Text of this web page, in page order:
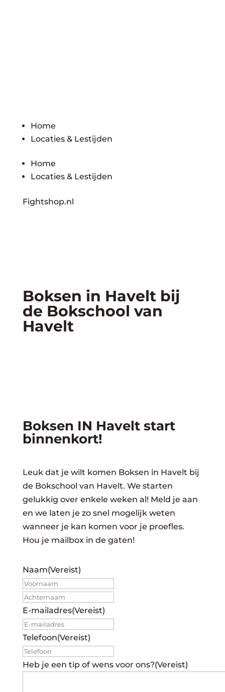
Home
Locaties & Lestijden
Home
Locaties & Lestijden
Fightshop.nl
Boksen in Havelt bij
de Bokschool van
Havelt
Boksen IN Havelt start
binnenkort!
Leuk dat je wilt komen Boksen in Havelt bij
de Bokschool van Havelt. We starten
gelukkig over enkele weken al! Meld je aan
en we laten je zo snel mogelijk weten
wanneer je kan komen voor je proefles.
Hou je mailbox in de gaten!
Naam(Vereist)
E-mailadres(Vereist)
Telefoon(Vereist)
Heb je een tip of wens voor ons?(Vereist)